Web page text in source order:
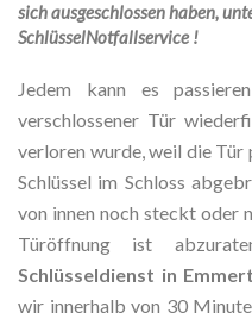
sich ausgeschlossen haben,
SchlüsselNotfallservice !
Jedem kann es
verschlossener Tür
verloren wurde, weil die
Schlüssel im Schloss
von innen noch steckt oder
Türöffnung ist
Schlüsseldienst in
wir innerhalb von 30